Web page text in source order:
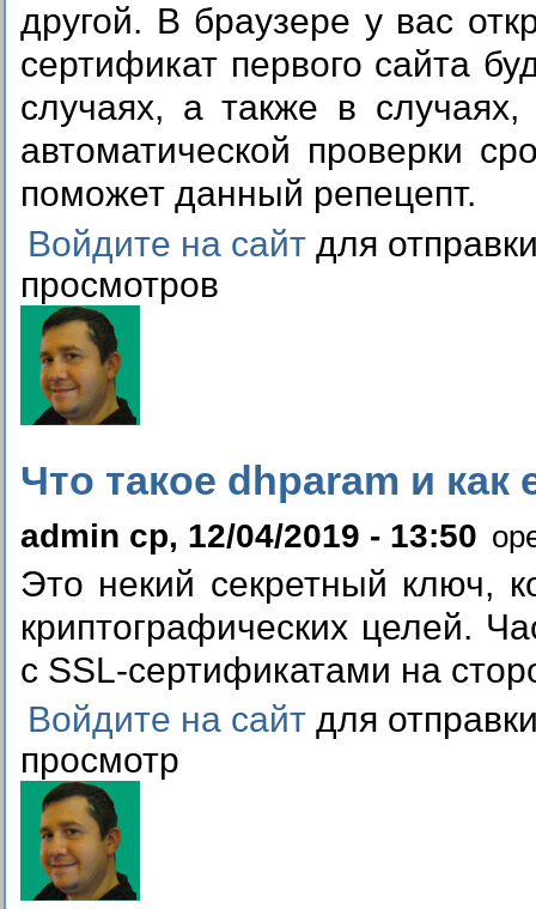
другой. В браузере у вас
сертификат первого сайта
случаях, а также в случаях,
автоматической проверки
поможет данный репецепт.
Войдите на сайт для
просмотров
Что такое dhparam и как
admin ср, 12/04/2019 - 13:50
Это некий секретный ключ,
криптографических целей.
с SSL-сертификатами на
Войдите на сайт для
просмотр